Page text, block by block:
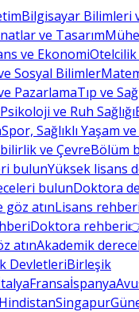
Bilgisayar Bilimleri
ve Tasarım
ve Ekonomi
Sosyal Bilimler
PazarlamaTıp ve
Psikoloji ve Ruh Sağlığı
Spor, Sağlıklı Yaşam
ve ÇevreBölüm
bulunYüksek lisans
bulunDoktora
göz atınLisans rehberi
Doktora rehberi
atınAkademik
DevletleriBirleşik
Fransaİspanya
HindistanSingapur